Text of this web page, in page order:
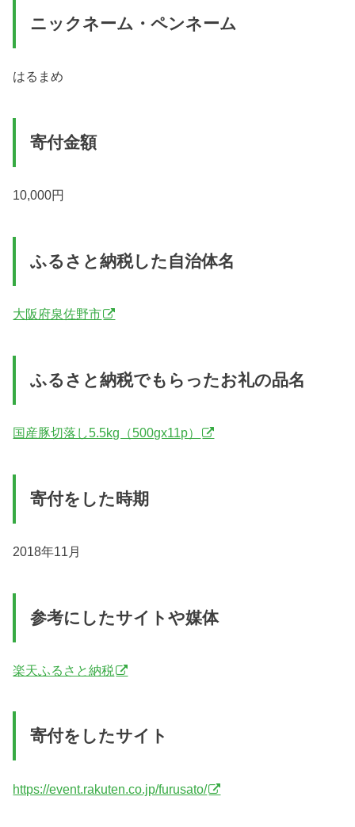
ニックネーム・ペンネーム
はるまめ
寄付金額
10,000円
ふるさと納税した自治体名
大阪府泉佐野市
ふるさと納税でもらったお礼の品名
国産豚切落し5.5kg（500gx11p）
寄付をした時期
2018年11月
参考にしたサイトや媒体
楽天ふるさと納税
寄付をしたサイト
https://event.rakuten.co.jp/furusato/